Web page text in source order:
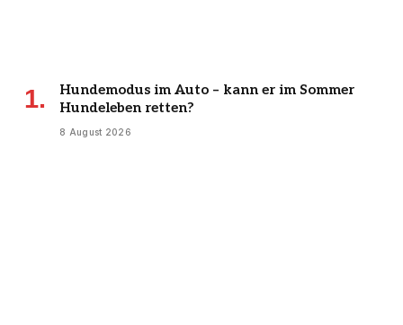
Hundemodus im Auto – kann er im Sommer
Hundeleben retten?
8 August 2026